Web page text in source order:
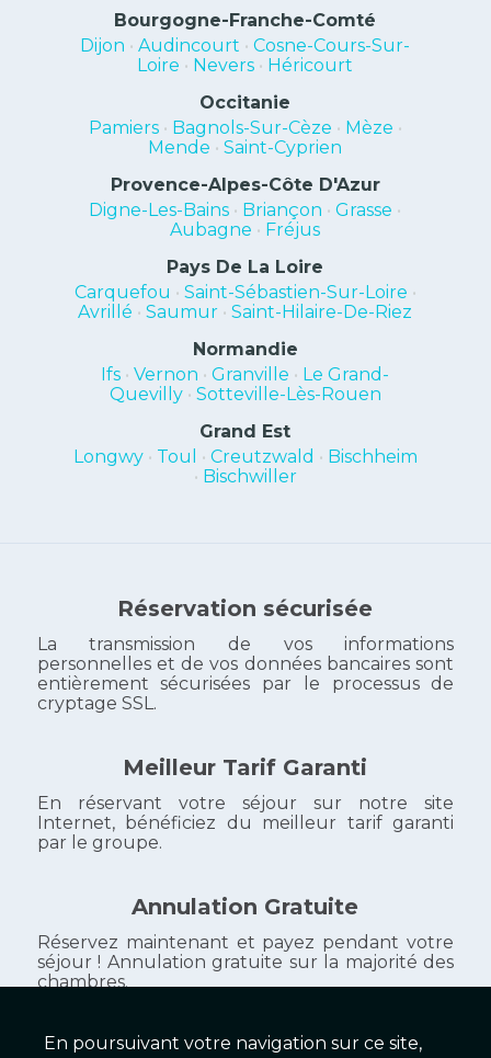
Bourgogne-Franche-Comté
Dijon •Audincourt •Cosne-Cours-Sur-
Loire • Nevers • Héricourt
Occitanie
Pamiers• Bagnols-Sur-Cèze • Mèze •
Mende •Saint-Cyprien
Provence-Alpes-Côte D'Azur
Digne-Les-Bains • Briançon •Grasse •
Aubagne • Fréjus
Pays De La Loire
Carquefou • Saint-Sébastien-Sur-Loire •
Avrillé •Saumur •Saint-Hilaire-De-Riez
Normandie
Ifs •Vernon •Granville • Le Grand-
Quevilly• Sotteville-Lès-Rouen
Grand Est
Longwy• Toul • Creutzwald • Bischheim
• Bischwiller
Réservation sécurisée
La transmission de vos informations
personnelles et de vos données bancaires sont
entièrement sécurisées par le processus de
cryptage SSL.
Meilleur Tarif Garanti
En réservant votre séjour sur notre site
Internet, bénéficiez du meilleur tarif garanti
par le groupe.
Annulation Gratuite
Réservez maintenant et payez pendant votre
séjour ! Annulation gratuite sur la majorité des
chambres.
En poursuivant votre navigation sur ce site,